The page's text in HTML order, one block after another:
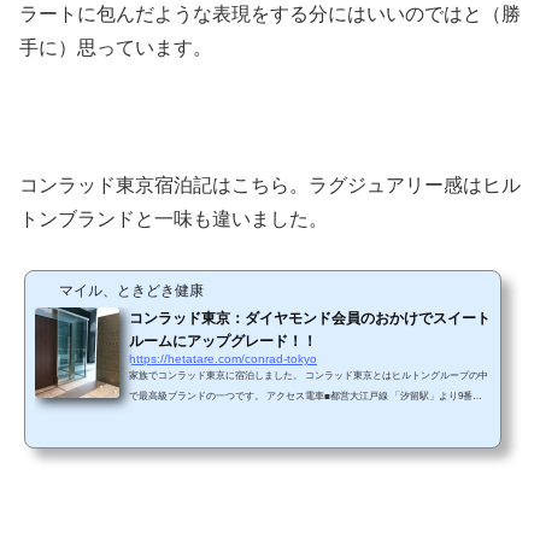
ラートに包んだような表現をする分にはいいのではと（勝
手に）思っています。
コンラッド東京宿泊記はこちら。ラグジュアリー感はヒル
トンブランドと一味も違いました。
マイル、ときどき健康
コンラッド東京：ダイヤモンド会員のおかけでスイート
ルームにアップグレード！！
https://hetatare.com/conrad-tokyo
家族でコンラッド東京に宿泊しました。 コンラッド東京とはヒルトングループの中
で最高級ブランドの一つです。 アクセス電車■都営大江戸線 「汐留駅」より9番出
「新橋駅」からも地下道/日テレ前を通過すれば、ホテルに到着できます。 車・汐